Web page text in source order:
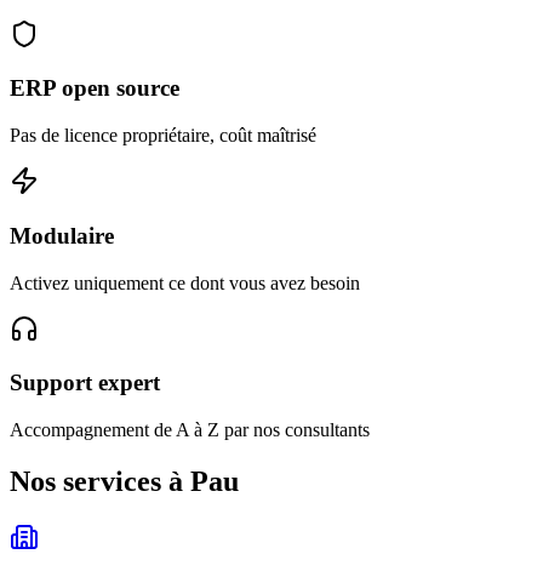
ERP open source
Pas de licence propriétaire, coût maîtrisé
Modulaire
Activez uniquement ce dont vous avez besoin
Support expert
Accompagnement de A à Z par nos consultants
Nos services à Pau